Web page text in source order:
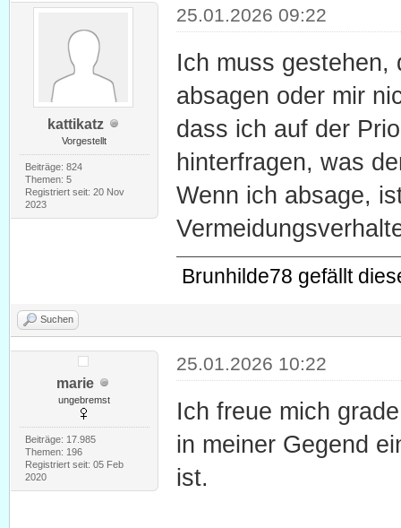
kattikatz
Vorgestellt
Beiträge: 824
Themen: 5
Registriert seit: 20 Nov
2023
25.01.2026 09:22
Ich muss gestehen,
absagen oder mir
dass ich auf der
hinterfragen, was
Wenn ich absage,
Brunhilde78 gefällt
Suchen
marie
ungebremst
Beiträge: 17.985
Themen: 196
Registriert seit: 05 Feb
2020
25.01.2026 10:22
Ich freue mich
in meiner Gegend
ist.